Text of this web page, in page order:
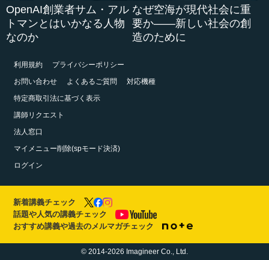
OpenAI創業者サム・アル
トマンとはいかなる人物
なのか
なぜ空海が現代社会に重
要か――新しい社会の創
造のために
利用規約
プライバシーポリシー
お問い合わせ
よくあるご質問
対応機種
特定商取引法に基づく表示
講師リクエスト
法人窓口
マイメニュー削除(spモード決済)
ログイン
新着講義チェック
話題や人気の講義チェック
おすすめ講義や過去のメルマガチェック
© 2014-2026 Imagineer Co., Ltd.